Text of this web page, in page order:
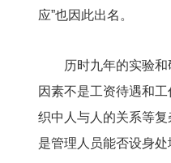
应”也因此出名。
历时九年的实验
因素不是工资待遇和
织中人与人的关系等
是管理人员能否设身